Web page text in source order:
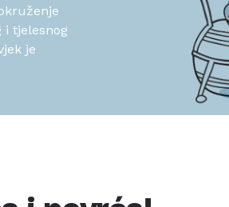
i tjelesnog
je